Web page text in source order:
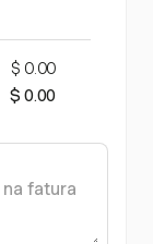
$ 0.00
$ 0.00